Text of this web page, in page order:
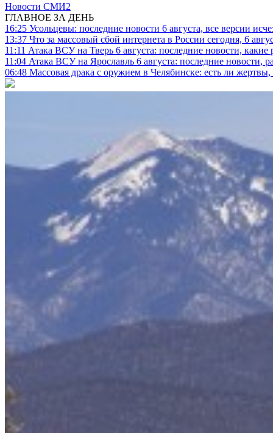
Новости СМИ2
ГЛАВНОЕ ЗА ДЕНЬ
16:25 Усольцевы: последние новости 6 августа, все версии
13:37 Что за массовый сбой интернета в России сегодня, 6
11:11 Атака ВСУ на Тверь 6 августа: последние новости, какие
11:04 Атака ВСУ на Ярославль 6 августа: последние новости,
06:48 Массовая драка с оружием в Челябинске: есть ли